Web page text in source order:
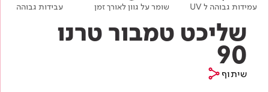
עמידות גבוהה ל UV שומר על גוון לאורך זמן עבידות גבוהה
שליכט טמבור טרנו
90
שיתוף